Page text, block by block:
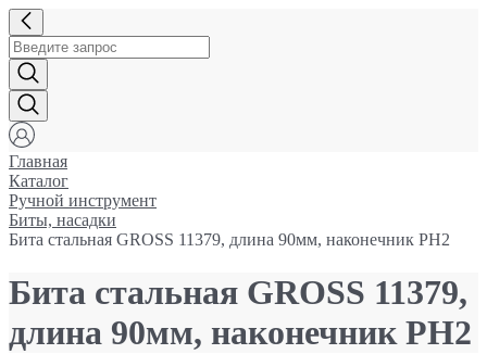
Главная
Каталог
Ручной инструмент
Биты, насадки
Бита стальная GROSS 11379, длина 90мм, наконечник PH2
Бита стальная GROSS 11379,
длина 90мм, наконечник PH2